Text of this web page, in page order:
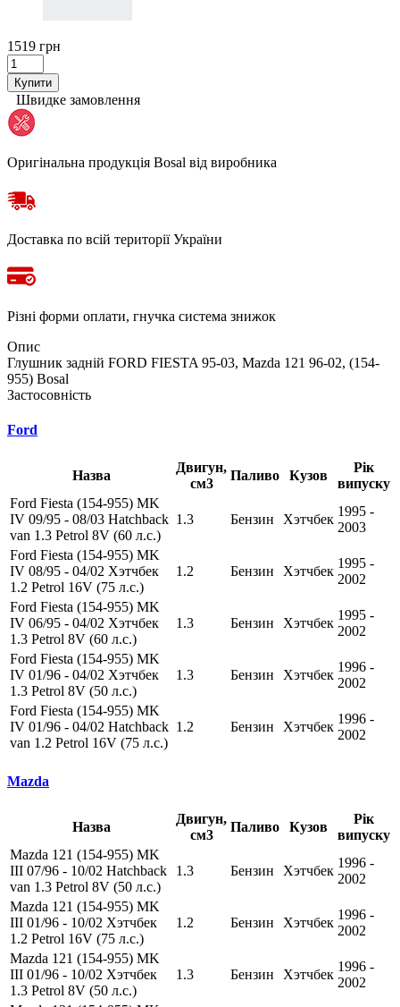
1519 грн
Купити
Швидке замовлення
Оригінальна продукція Bosal від виробника
Доставка по всій території України
Різні форми оплати, гнучка система знижок
Опис
Глушник задній FORD FIESTA 95-03, Mazda 121 96-02, (154-
955) Bosal
Застосовність
Ford
Назва
Двигун,
см3
Паливо Кузов
Рік
випуску
Ford Fiesta (154-955) MK
IV 09/95 - 08/03 Hatchback
van 1.3 Petrol 8V (60 л.с.)
1.3 Бензин Хэтчбек
1995 -
2003
Ford Fiesta (154-955) MK
IV 08/95 - 04/02 Хэтчбек
1.2 Petrol 16V (75 л.с.)
1.2 Бензин Хэтчбек
1995 -
2002
Ford Fiesta (154-955) MK
IV 06/95 - 04/02 Хэтчбек
1.3 Petrol 8V (60 л.с.)
1.3 Бензин Хэтчбек
1995 -
2002
Ford Fiesta (154-955) MK
IV 01/96 - 04/02 Хэтчбек
1.3 Petrol 8V (50 л.с.)
1.3 Бензин Хэтчбек
1996 -
2002
Ford Fiesta (154-955) MK
IV 01/96 - 04/02 Hatchback
van 1.2 Petrol 16V (75 л.с.)
1.2 Бензин Хэтчбек
1996 -
2002
Mazda
Назва
Двигун,
см3
Паливо Кузов
Рік
випуску
Mazda 121 (154-955) MK
III 07/96 - 10/02 Hatchback
van 1.3 Petrol 8V (50 л.с.)
1.3 Бензин Хэтчбек
1996 -
2002
Mazda 121 (154-955) MK
III 01/96 - 10/02 Хэтчбек
1.2 Petrol 16V (75 л.с.)
1.2 Бензин Хэтчбек
1996 -
2002
Mazda 121 (154-955) MK
III 01/96 - 10/02 Хэтчбек
1.3 Petrol 8V (50 л.с.)
1.3 Бензин Хэтчбек
1996 -
2002